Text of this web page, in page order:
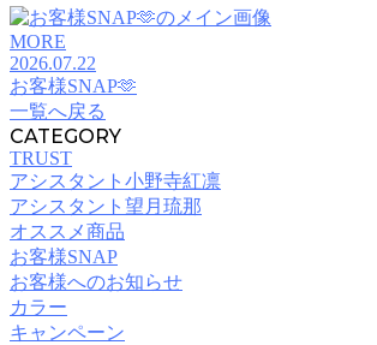
MORE
2026.07.22
お客様SNAP🫶
一覧へ戻る
CATEGORY
TRUST
アシスタント小野寺紅凛
アシスタント望月琉那
オススメ商品
お客様SNAP
お客様へのお知らせ
カラー
キャンペーン